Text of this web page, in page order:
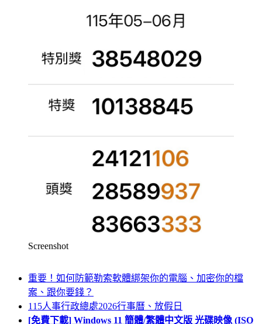
Screenshot
重要！如何防範勒索軟體綁架你的電腦、加密你的檔
案、跟你要錢？
115人事行政總處2026行事曆、放假日
[免費下載] Windows 11 簡體/繁體中文版 光碟映像 (ISO